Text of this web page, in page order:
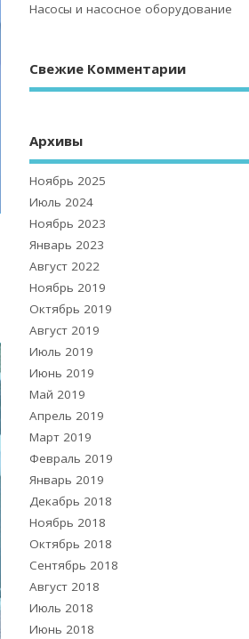
Насосы и насосное оборудование
Свежие Комментарии
Архивы
Ноябрь 2025
Июль 2024
Ноябрь 2023
Январь 2023
Август 2022
Ноябрь 2019
Октябрь 2019
Август 2019
Июль 2019
Июнь 2019
Май 2019
Апрель 2019
Март 2019
Февраль 2019
Январь 2019
Декабрь 2018
Ноябрь 2018
Октябрь 2018
Сентябрь 2018
Август 2018
Июль 2018
Июнь 2018